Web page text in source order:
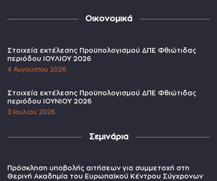
Οικονομικά
Στοιχεία εκτέλεσης Προϋπολογισμού ΔΠΕ Φθιώτιδας
περιόδου ΙΟΥΛΙΟΥ 2026
4 Αυγούστου 2026
Στοιχεία εκτέλεσης Προϋπολογισμού ΔΠΕ Φθιώτιδας
περιόδου ΙΟΥΝΙΟΥ 2026
3 Ιουλίου 2026
Σεμινάρια
Πρόσκληση υποβολής αιτήσεων για συμμετοχή στη
Θερινή Ακαδημία του Ευρωπαϊκού Κέντρου Σύγχρονων